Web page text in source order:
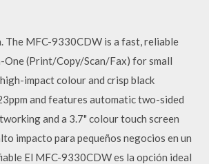
The MFC-9330CDW is a fast, reliable
(Print/Copy/Scan/Fax) for small
impact colour and crisp black
and features automatic two-sided
and a 3.7" colour touch screen
impacto para pequeños negocios en un
El MFC-9330CDW es la opción ideal